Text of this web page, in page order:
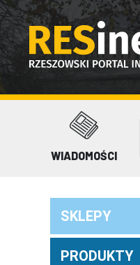
WIADOMOŚCI
SKLEPY
PRODUKTY